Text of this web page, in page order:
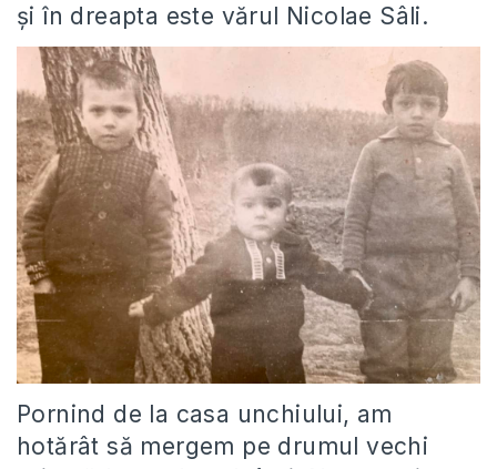
și în dreapta este vărul Nicolae Sâli.
Pornind de la casa unchiului, am
hotărât să mergem pe drumul vechi